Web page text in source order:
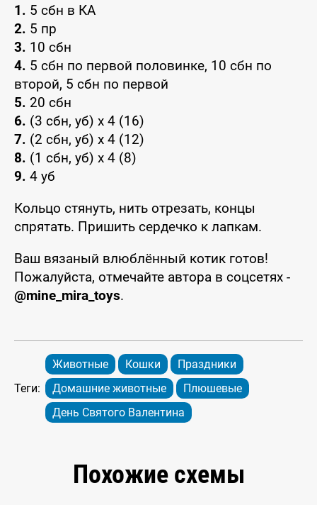
1. 5 сбн в КА
2. 5 пр
3. 10 сбн
4. 5 сбн по первой половинке, 10 сбн по
второй, 5 сбн по первой
5. 20 сбн
6. (3 сбн, уб) х 4 (16)
7. (2 сбн, уб) х 4 (12)
8. (1 сбн, уб) х 4 (8)
9. 4 уб
Кольцо стянуть, нить отрезать, концы
спрятать. Пришить сердечко к лапкам.
Ваш вязаный влюблённый котик готов!
Пожалуйста, отмечайте автора в соцсетях -
@mine_mira_toys.
Теги:
Животные Кошки
Праздники
Домашние животные
Плюшевые
День Святого Валентина
Похожие схемы